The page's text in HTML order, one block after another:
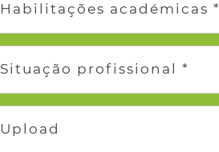
Habilitações académicas *
Situação profissional *
Upload